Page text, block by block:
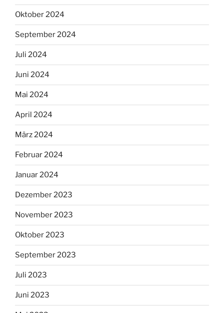
Oktober 2024
September 2024
Juli 2024
Juni 2024
Mai 2024
April 2024
März 2024
Februar 2024
Januar 2024
Dezember 2023
November 2023
Oktober 2023
September 2023
Juli 2023
Juni 2023